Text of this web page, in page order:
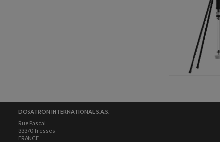
DOSATRON INTERNATIONAL S.A.S.
Rue Pascal
33370 Tresses
FRANCE